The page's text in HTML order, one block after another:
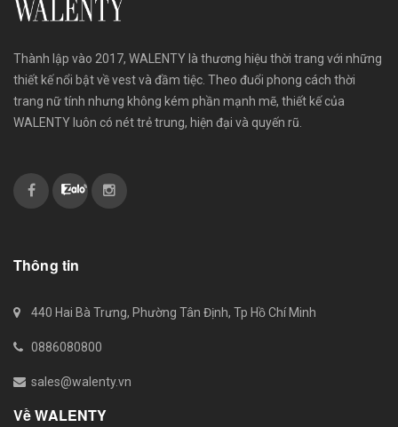
Thành lập vào 2017, WALENTY là thương hiệu thời trang với những
thiết kế nổi bật về vest và đầm tiệc. Theo đuổi phong cách thời
trang nữ tính nhưng không kém phần mạnh mẽ, thiết kế của
WALENTY luôn có nét trẻ trung, hiện đại và quyến rũ.
Thông tin
440 Hai Bà Trưng, Phường Tân Định, Tp Hồ Chí Minh
0886080800
sales@walenty.vn
Về WALENTY